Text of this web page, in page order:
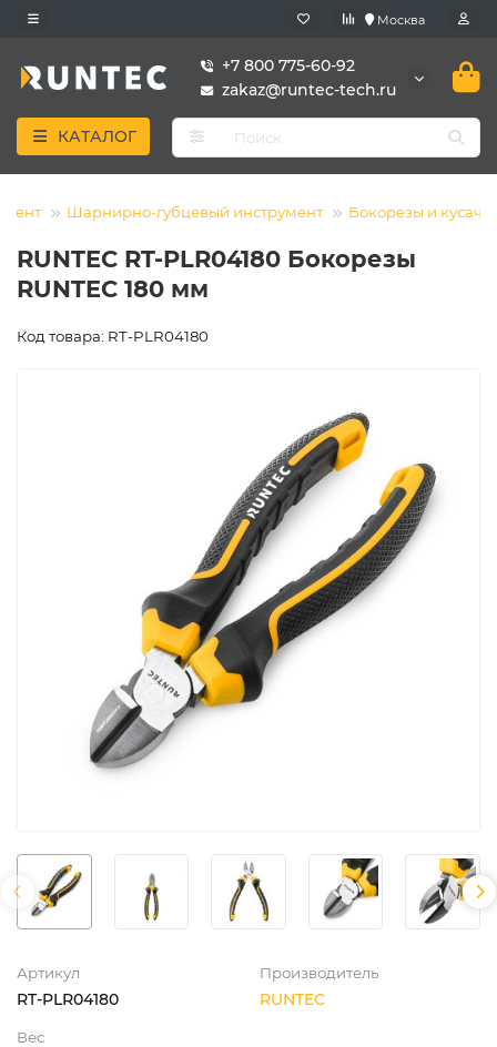
Москва
+7 800 775-60-92
zakaz@runtec-tech.ru
КАТАЛОГ
Шарнирно-губцевый инструмент Бокорезы и
RUNTEC RT-PLR04180 Бокорезы
RUNTEC 180 мм
Код товара: RT-PLR04180
Артикул
RT-PLR04180
Производитель
RUNTEC
Вес